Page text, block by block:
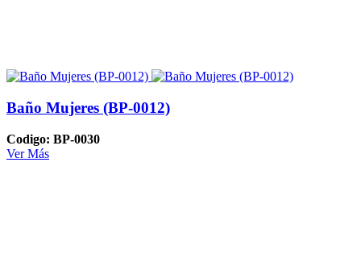
Baño Mujeres (BP-0012)
Codigo: BP-0030
Ver Más